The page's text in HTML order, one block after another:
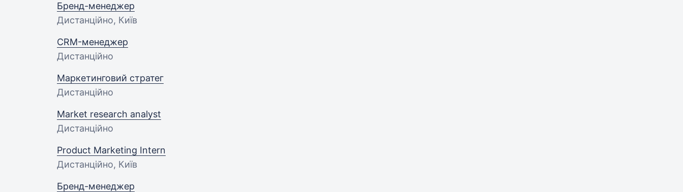
Бренд-менеджер
Дистанційно, Київ
CRM-менеджер
Дистанційно
Маркетинговий стратег
Дистанційно
Market research analyst
Дистанційно
Product Marketing Intern
Дистанційно, Київ
Бренд-менеджер